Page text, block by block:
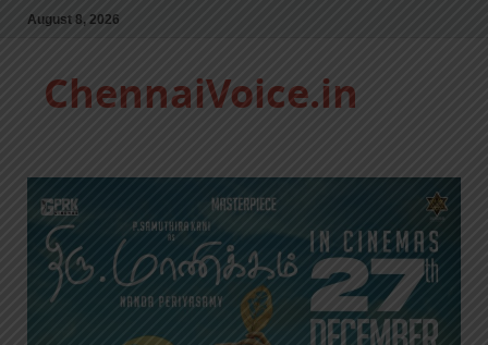
August 8, 2026
ChennaiVoice.in